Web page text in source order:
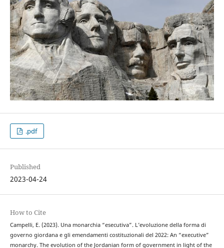
.pdf
Published
2023-04-24
How to Cite
Campelli, E. (2023). Una monarchia “esecutiva”. L’evoluzione della forma di
governo giordana e gli emendamenti costituzionali del 2022: An “executive”
monarchy. The evolution of the Jordanian form of government in light of the